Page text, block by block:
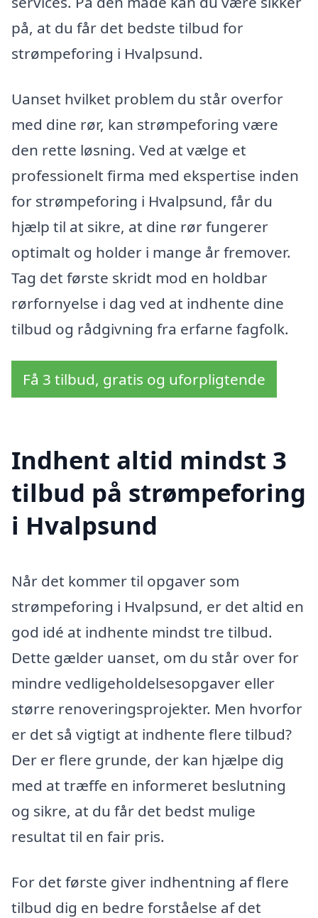
på, at du får det bedste tilbud for
strømpeforing i Hvalpsund.
Uanset hvilket problem du står overfor
med dine rør, kan strømpeforing være
den rette løsning. Ved at vælge et
professionelt firma med ekspertise inden
for strømpeforing i Hvalpsund, får du
hjælp til at sikre, at dine rør fungerer
optimalt og holder i mange år fremover.
Tag det første skridt mod en holdbar
rørfornyelse i dag ved at indhente dine
tilbud og rådgivning fra erfarne fagfolk.
Få 3 tilbud, gratis og uforpligtende
Indhent altid mindst 3
tilbud på strømpeforing
i Hvalpsund
Når det kommer til opgaver som
strømpeforing i Hvalpsund, er det altid en
god idé at indhente mindst tre tilbud.
Dette gælder uanset, om du står over for
mindre vedligeholdelsesopgaver eller
større renoveringsprojekter. Men hvorfor
er det så vigtigt at indhente flere tilbud?
Der er flere grunde, der kan hjælpe dig
med at træffe en informeret beslutning
og sikre, at du får det bedst mulige
resultat til en fair pris.
For det første giver indhentning af flere
tilbud dig en bedre forståelse af det